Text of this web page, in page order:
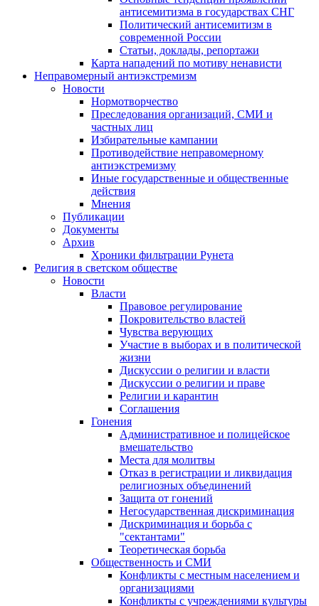
антисемитизма в государствах СНГ
Политический антисемитизм в
современной России
Статьи, доклады, репортажи
Карта нападений по мотиву ненависти
Неправомерный антиэкстремизм
Новости
Нормотворчество
Преследования организаций, СМИ и
частных лиц
Избирательные кампании
Противодействие неправомерному
антиэкстремизму
Иные государственные и общественные
действия
Мнения
Публикации
Документы
Архив
Хроники фильтрации Рунета
Религия в светском обществе
Новости
Власти
Правовое регулирование
Покровительство властей
Чувства верующих
Участие в выборах и в политической
жизни
Дискуссии о религии и власти
Дискуссии о религии и праве
Религии и карантин
Соглашения
Гонения
Административное и полицейское
вмешательство
Места для молитвы
Отказ в регистрации и ликвидация
религиозных объединений
Защита от гонений
Негосударственная дискриминация
Дискриминация и борьба с
"сектантами"
Теоретическая борьба
Общественность и СМИ
Конфликты с местным населением и
организациями
Конфликты с учреждениями культуры